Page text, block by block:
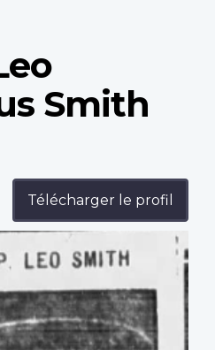
Smith
Télécharger le profil